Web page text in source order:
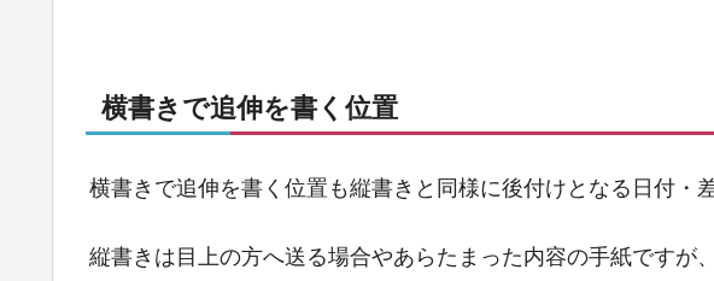
横書きで追伸を書く位置
横書きで追伸を書く位置も縦書きと同様に後付けとなる日付・
縦書きは目上の方へ送る場合やあらたまった内容の手紙ですが